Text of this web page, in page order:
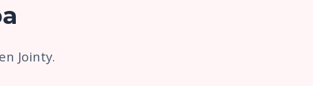
Jointy.